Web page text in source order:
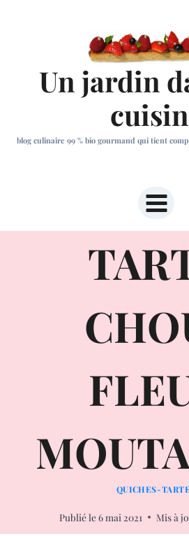
Un jardin
blog culinaire 99 % bio gourmand qui tient
QUICHES-
Publié le6 mai 2021 Mis à